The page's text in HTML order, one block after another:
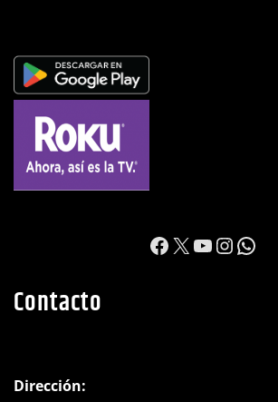
https://
X YouTube
Contacto
Dirección: